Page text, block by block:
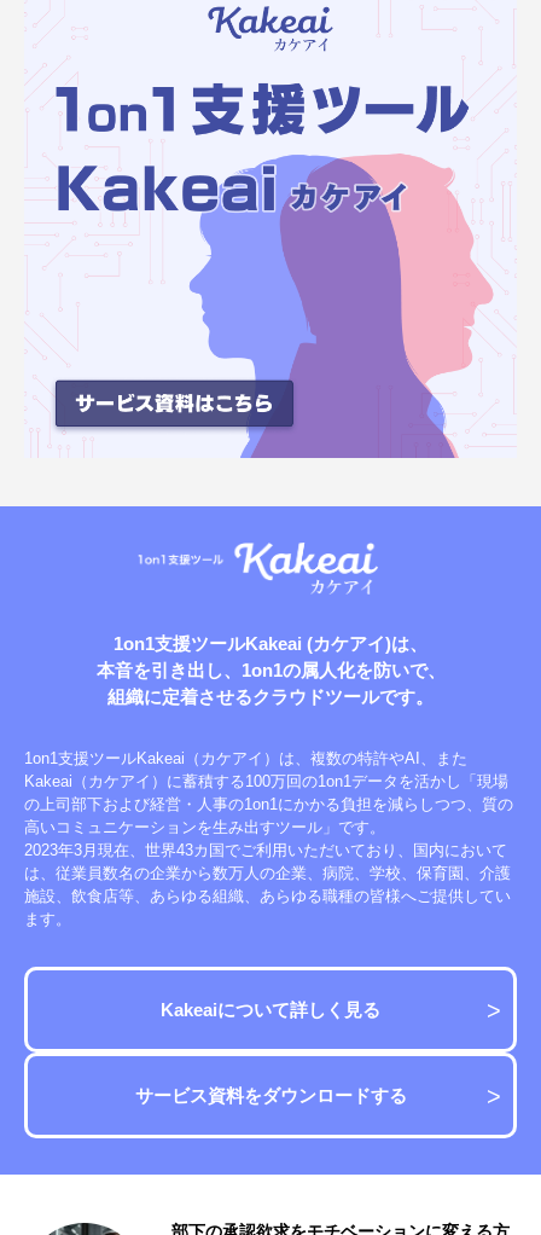
1on1支援ツールKakeai (カケアイ)は、
本音を引き出し、1on1の属人化を防いで、
組織に定着させるクラウドツールです。
1on1支援ツールKakeai（カケアイ）は、複数の特許やAI、また
Kakeai（カケアイ）に蓄積する100万回の1on1データを活かし「現場
の上司部下および経営・人事の1on1にかかる負担を減らしつつ、質の
高いコミュニケーションを生み出すツール」です。
2023年3月現在、世界43カ国でご利用いただいており、国内において
は、従業員数名の企業から数万人の企業、病院、学校、保育園、介護
施設、飲食店等、あらゆる組織、あらゆる職種の皆様へご提供してい
ます。
Kakeaiについて詳しく見る
サービス資料をダウンロードする